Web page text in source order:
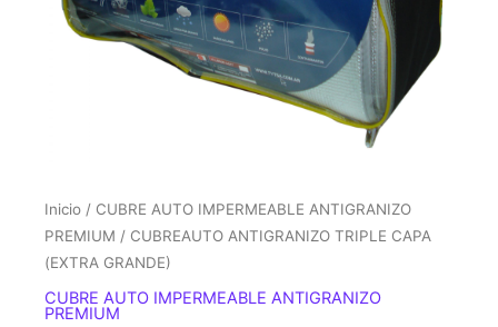
Inicio / CUBRE AUTO IMPERMEABLE ANTIGRANIZO
PREMIUM / CUBREAUTO ANTIGRANIZO TRIPLE CAPA
(EXTRA GRANDE)
CUBRE AUTO IMPERMEABLE ANTIGRANIZO
PREMIUM